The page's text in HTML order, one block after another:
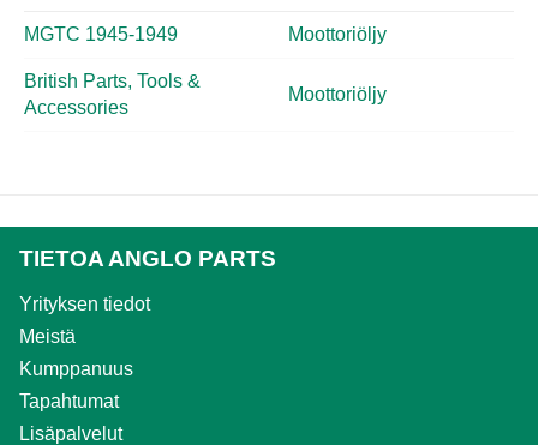
MGTC 1945-1949 Moottoriöljy
British Parts, Tools &
Accessories
Moottoriöljy
TIETOA ANGLO PARTS
Yrityksen tiedot
Meistä
Kumppanuus
Tapahtumat
Lisäpalvelut